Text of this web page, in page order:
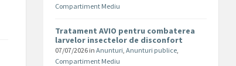
Compartiment Mediu
Tratament AVIO pentru combaterea
larvelor insectelor de disconfort
07/07/2026 inAnunturi,Anunturi publice,
Compartiment Mediu